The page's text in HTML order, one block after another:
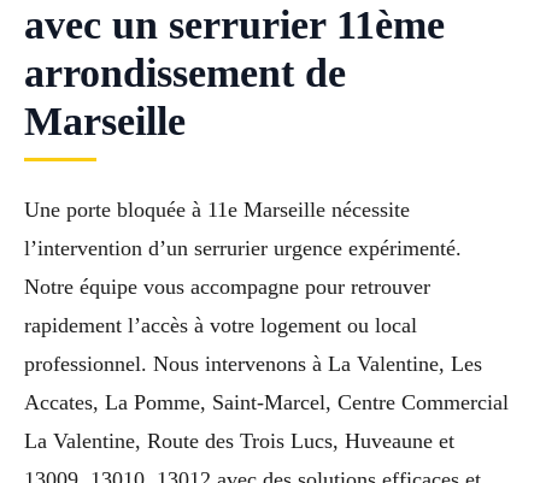
avec un serrurier 11ème
arrondissement de
Marseille
Une porte bloquée à 11e Marseille nécessite
l’intervention d’un serrurier urgence expérimenté.
Notre équipe vous accompagne pour retrouver
rapidement l’accès à votre logement ou local
professionnel. Nous intervenons à La Valentine, Les
Accates, La Pomme, Saint-Marcel, Centre Commercial
La Valentine, Route des Trois Lucs, Huveaune et